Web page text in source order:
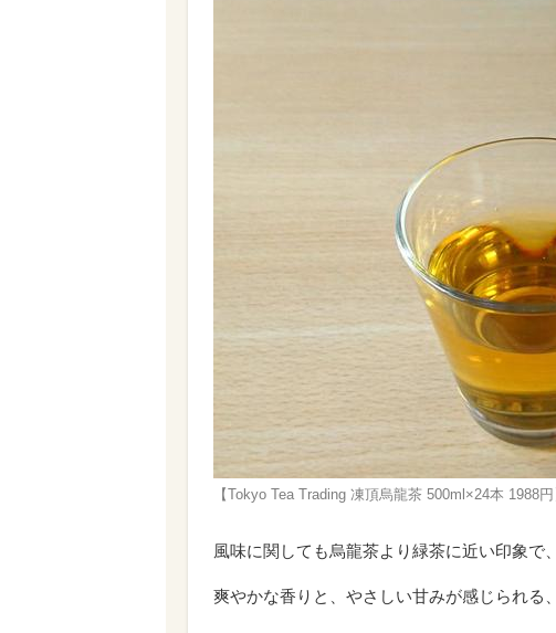
【Tokyo Tea Trading 凍頂烏龍茶 500ml×24本 1988
風味に関しても烏龍茶より緑茶に近い印象で
爽やかな香りと、やさしい甘みが感じられる